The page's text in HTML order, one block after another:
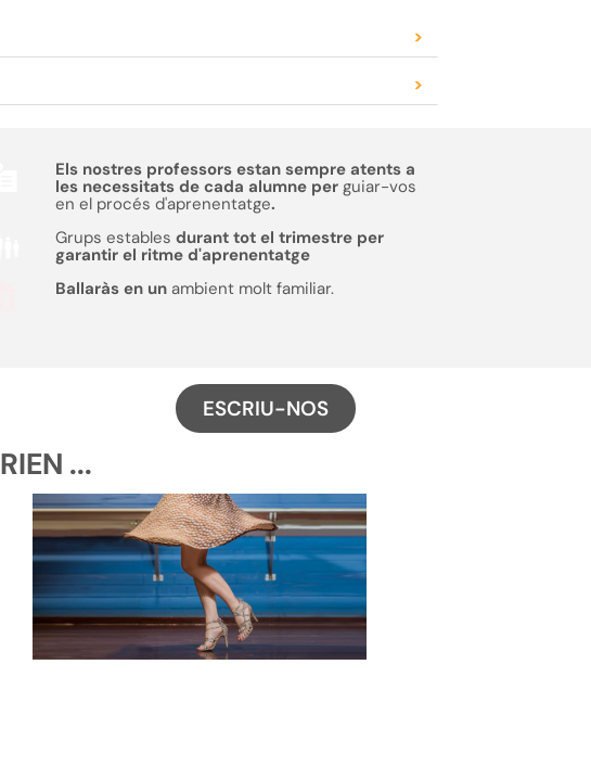
>
>
Els nostres professors estan sempre atents a
les necessitats de cada alumne per guiar-vos
en el procés d'aprenentatge.
Grups estables durant tot el trimestre per
garantir el ritme d'aprenentatge
Ballaràs en un ambient molt familiar.
ESCRIU-NOS
...